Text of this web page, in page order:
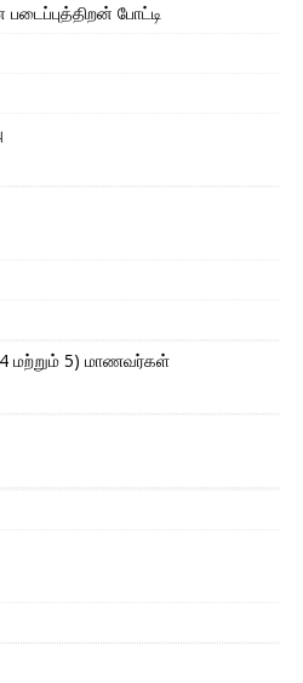
படைப்புத்திறன் போட்டி
(4 மற்றும் 5) மாணவர்கள்